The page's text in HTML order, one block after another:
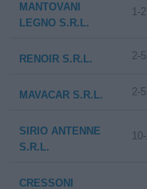
MANTOVANI
LEGNO S.R.L.
1-
RENOIR S.R.L. 2-
MAVACAR S.R.L. 2-
SIRIO ANTENNE
S.R.L.
CRESSONI